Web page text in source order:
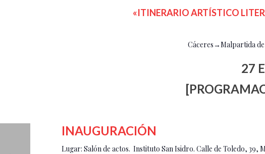
«ITINERARIO ARTÍSTICO
Cáceres→Malpartida de
27
INAUGURACIÓN
Lugar: Salón de actos. Instituto San Isidro. Calle de Toledo, 39,